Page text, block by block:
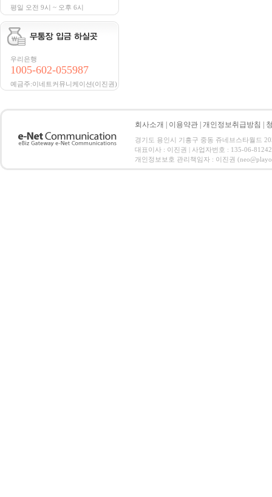
평일 오전 9시 ~ 오후 6시
우리은행
1005-602-055987
예금주:이네트커뮤니케이션(이진권)
회사소개 이용약관 개인정보취급방침
경기도 용인시 기흥구 중동 쥬네브스타월드
대표이사 : 이진권 | 사업자번호 : 135-06-
개인정보보호 관리책임자 : 이진권